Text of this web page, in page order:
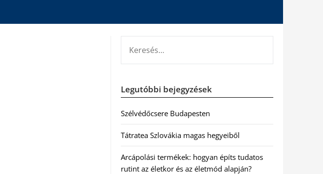
Legutóbbi bejegyzések
Szélvédőcsere Budapesten
Tátratea Szlovákia magas hegyeiből
Arcápolási termékek: hogyan építs tudatos
rutint az életkor és az életmód alapján?